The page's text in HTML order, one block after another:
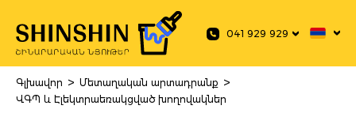
041 929 929
Գլխավոր > Մետաղական արտադրանք >
ՎԳՊ և Էլեկտրաեռակցված խողովակներ